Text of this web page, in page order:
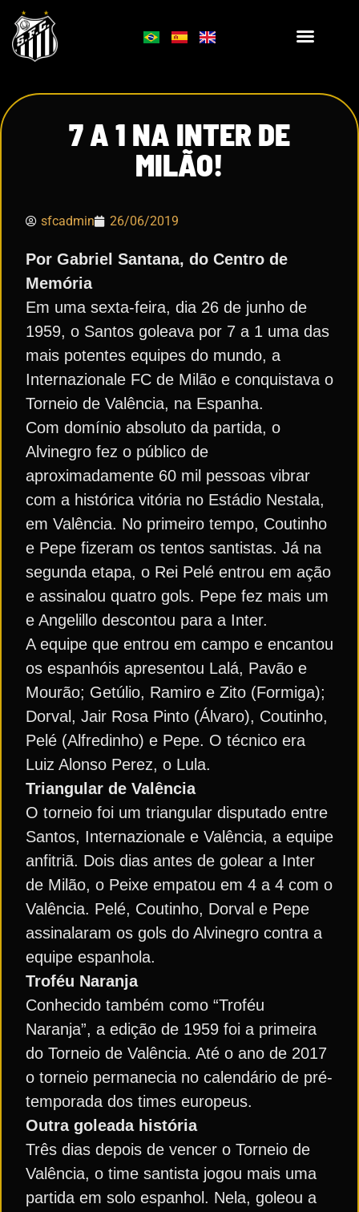
7 A 1 NA INTER DE
MILÃO!
sfcadmin 26/06/2019
Por Gabriel Santana, do Centro de
Memória
Em uma sexta-feira, dia 26 de junho de
1959, o Santos goleava por 7 a 1 uma das
mais potentes equipes do mundo, a
Internazionale FC de Milão e conquistava o
Torneio de Valência, na Espanha.
Com domínio absoluto da partida, o
Alvinegro fez o público de
aproximadamente 60 mil pessoas vibrar
com a histórica vitória no Estádio Nestala,
em Valência. No primeiro tempo, Coutinho
e Pepe fizeram os tentos santistas. Já na
segunda etapa, o Rei Pelé entrou em ação
e assinalou quatro gols. Pepe fez mais um
e Angelillo descontou para a Inter.
A equipe que entrou em campo e encantou
os espanhóis apresentou Lalá, Pavão e
Mourão; Getúlio, Ramiro e Zito (Formiga);
Dorval, Jair Rosa Pinto (Álvaro), Coutinho,
Pelé (Alfredinho) e Pepe. O técnico era
Luiz Alonso Perez, o Lula.
Triangular de Valência
O torneio foi um triangular disputado entre
Santos, Internazionale e Valência, a equipe
anfitriã. Dois dias antes de golear a Inter
de Milão, o Peixe empatou em 4 a 4 com o
Valência. Pelé, Coutinho, Dorval e Pepe
assinalaram os gols do Alvinegro contra a
equipe espanhola.
Troféu Naranja
Conhecido também como “Troféu
Naranja”, a edição de 1959 foi a primeira
do Torneio de Valência. Até o ano de 2017
o torneio permanecia no calendário de pré-
temporada dos times europeus.
Outra goleada história
Três dias depois de vencer o Torneio de
Valência, o time santista jogou mais uma
partida em solo espanhol. Nela, goleou a